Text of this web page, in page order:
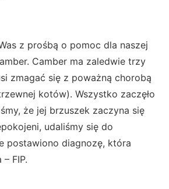
z prośbą o pomoc dla naszej
Camber ma zaledwie trzy
zmagać się z poważną chorobą
kotów). Wszystko zaczęło
że jej brzuszek zaczyna się
udaliśmy się do
postawiono diagnozę, która
– FIP.